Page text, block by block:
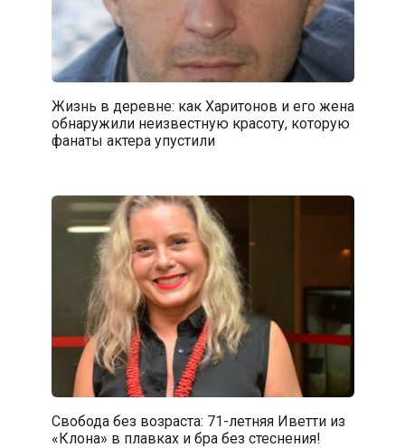
Жизнь в деревне: как Харитонов и его жена
обнаружили неизвестную красоту, которую
фанаты актера упустили
Свобода без возраста: 71-летняя Иветти из
«Клона» в плавках и бра без стеснения!